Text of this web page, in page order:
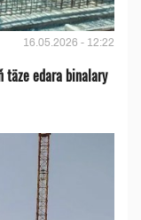
16.05.2026 - 12:22
täze edara binalary